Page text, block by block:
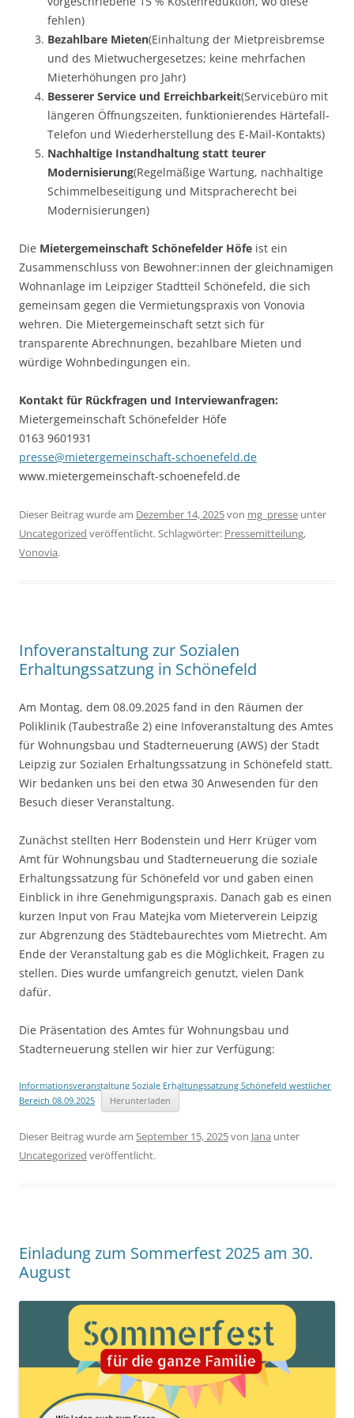
fehlen)
Bezahlbare Mieten(Einhaltung der Mietpreisbremse
und des Mietwuchergesetzes; keine mehrfachen
Mieterhöhungen pro Jahr)
Besserer Service und Erreichbarkeit(Servicebüro mit
längeren Öffnungszeiten, funktionierendes Härtefall-
Telefon und Wiederherstellung des E-Mail-Kontakts)
Nachhaltige Instandhaltung statt teurer
Modernisierung(Regelmäßige Wartung, nachhaltige
Schimmelbeseitigung und Mitspracherecht bei
Modernisierungen)
Die Mietergemeinschaft Schönefelder Höfe ist ein
Zusammenschluss von Bewohner:innen der gleichnamigen
Wohnanlage im Leipziger Stadtteil Schönefeld, die sich
gemeinsam gegen die Vermietungspraxis von Vonovia
wehren. Die Mietergemeinschaft setzt sich für
transparente Abrechnungen, bezahlbare Mieten und
würdige Wohnbedingungen ein.
Kontakt für Rückfragen und Interviewanfragen:
Mietergemeinschaft Schönefelder Höfe
0163 9601931
presse@mietergemeinschaft-schoenefeld.de
www.mietergemeinschaft-schoenefeld.de
Dieser Beitrag wurde am Dezember 14, 2025von mg_presse unter
Uncategorized veröffentlicht. Schlagwörter: Pressemitteilung,
Vonovia.
Infoveranstaltung zur Sozialen
Erhaltungssatzung in Schönefeld
Am Montag, dem 08.09.2025 fand in den Räumen der
Poliklinik (Taubestraße 2) eine Infoveranstaltung des Amtes
für Wohnungsbau und Stadterneuerung (AWS) der Stadt
Leipzig zur Sozialen Erhaltungssatzung in Schönefeld statt.
Wir bedanken uns bei den etwa 30 Anwesenden für den
Besuch dieser Veranstaltung.
Zunächst stellten Herr Bodenstein und Herr Krüger vom
Amt für Wohnungsbau und Stadterneuerung die soziale
Erhaltungssatzung für Schönefeld vor und gaben einen
Einblick in ihre Genehmigungspraxis. Danach gab es einen
kurzen Input von Frau Matejka vom Mieterverein Leipzig
zur Abgrenzung des Städtebaurechtes vom Mietrecht. Am
Ende der Veranstaltung gab es die Möglichkeit, Fragen zu
stellen. Dies wurde umfangreich genutzt, vielen Dank
dafür.
Die Präsentation des Amtes für Wohnungsbau und
Stadterneuerung stellen wir hier zur Verfügung:
Informationsveranstaltung Soziale Erhaltungssatzung Schönefeld westlicher
Bereich 08.09.2025
Herunterladen
Dieser Beitrag wurde am September 15, 2025von Jana unter
Uncategorized veröffentlicht.
Einladung zum Sommerfest 2025 am 30.
August